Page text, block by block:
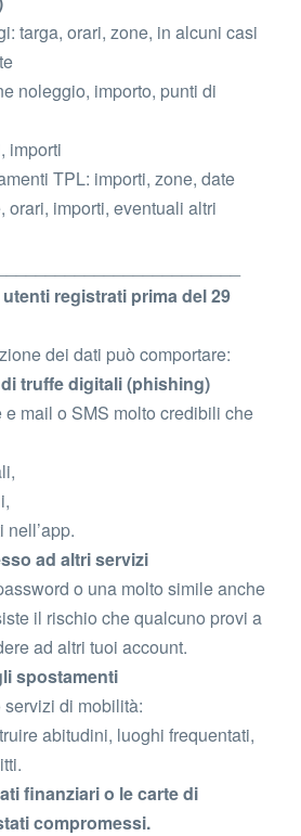
targa, orari, zone, in alcuni casi
noleggio, importo, punti di
importi
TPL: importi, zone, date
importi, eventuali altri
registrati prima del 29
dei dati può comportare:
truffe digitali (phishing)
mail o SMS molto credibili che
ad altri servizi
o una molto simile anche
il rischio che qualcuno provi a
ad altri tuoi account.
spostamenti
di mobilità:
abitudini, luoghi frequentati,
finanziari o le carte di
compromessi.